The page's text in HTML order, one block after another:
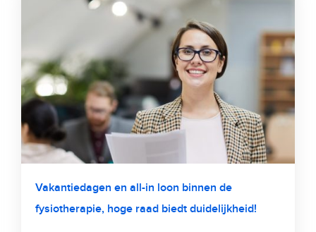
Vakantiedagen en all-in loon binnen de
fysiotherapie, hoge raad biedt duidelijkheid!